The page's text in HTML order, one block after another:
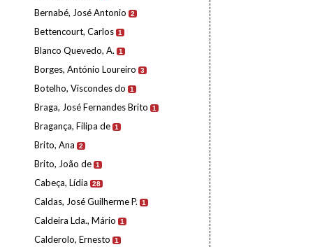
Bernabé, José Antonio 2
Bettencourt, Carlos 1
Blanco Quevedo, A. 1
Borges, António Loureiro 3
Botelho, Viscondes do 1
Braga, José Fernandes Brito 1
Bragança, Filipa de 1
Brito, Ana 2
Brito, João de 1
Cabeça, Lídia 28
Caldas, José Guilherme P. 1
Caldeira Lda., Mário 1
Calderolo, Ernesto 1